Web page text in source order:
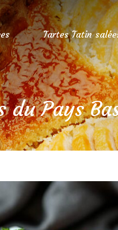
Tartes Tatin
du Pays